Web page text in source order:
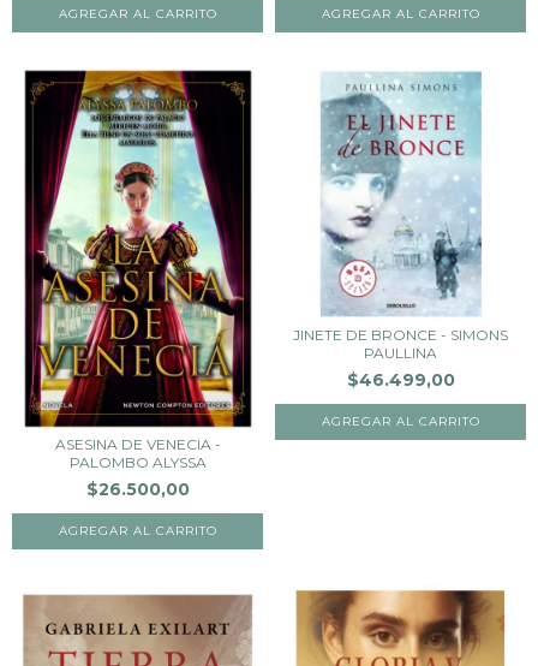
ASESINA DE VENECIA -
PALOMBO ALYSSA
$26.500,00
JINETE DE BRONCE - SIMONS
PAULLINA
$46.499,00